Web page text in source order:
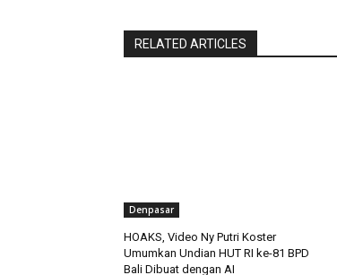
RELATED ARTICLES
Denpasar
HOAKS, Video Ny Putri Koster
Umumkan Undian HUT RI ke-81 BPD
Bali Dibuat dengan AI